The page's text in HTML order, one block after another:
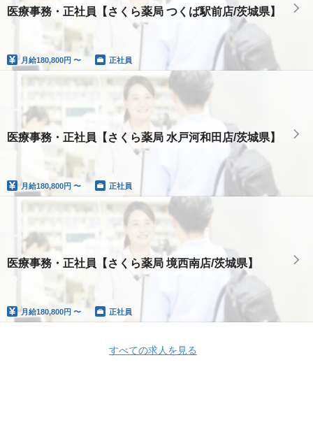
医療事務・正社員【さくら薬局 つくば駅前店/茨城県】
月給180,800円 〜 正社員
医療事務・正社員【さくら薬局 水戸河和田店/茨城県】
月給180,800円 〜 正社員
医療事務・正社員【さくら薬局 境西南店/茨城県】
月給180,800円 〜 正社員
すべての求人を見る